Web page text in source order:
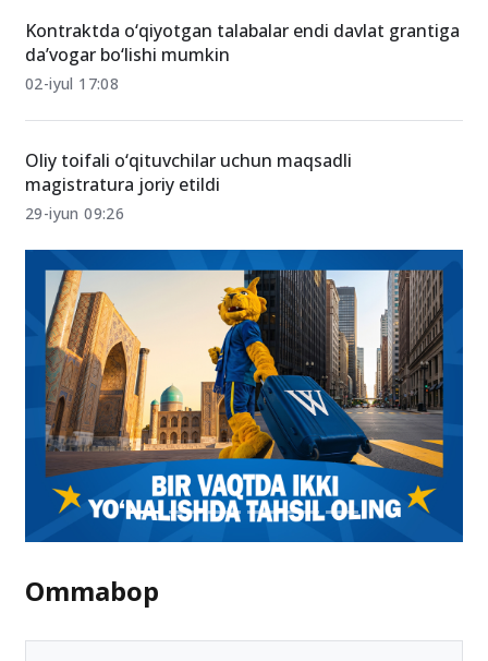
Kontraktda o‘qiyotgan talabalar endi davlat grantiga
da’vogar bo‘lishi mumkin
02-iyul 17:08
Oliy toifali o‘qituvchilar uchun maqsadli
magistratura joriy etildi
29-iyun 09:26
Ommabop